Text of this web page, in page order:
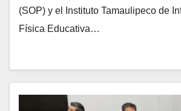
(SOP) y el Instituto Tamaulipeco de
Física Educativa…